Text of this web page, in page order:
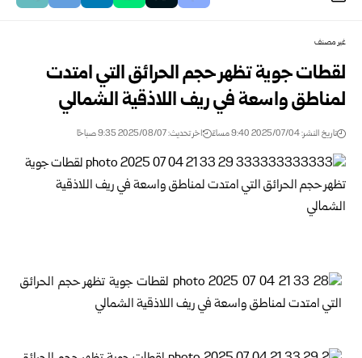
غير مصنف
لقطات جوية تظهر حجم الحرائق التي امتدت
لمناطق واسعة في ريف اللاذقية الشمالي
تاريخ النشر: 2025/07/04 9:40 مساءً اخر تحديث: 2025/08/07 9:35 صباحًا